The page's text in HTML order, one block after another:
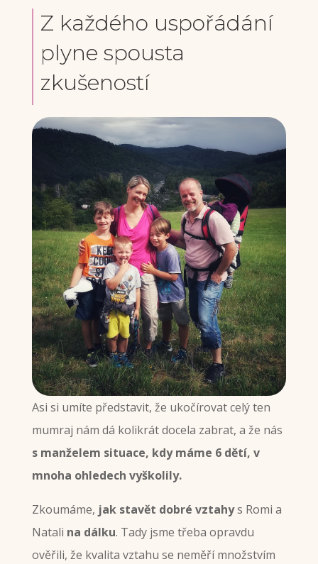
Z každého uspořádání
plyne spousta
zkušeností
Asi si umíte představit, že ukočírovat celý ten
mumraj nám dá kolikrát docela zabrat, a že nás
s manželem situace, kdy máme 6 dětí, v
mnoha ohledech vyškolily.
Zkoumáme, jak stavět dobré vztahys Romi a
Natali na dálku. Tady jsme třeba opravdu
ověřili, že kvalita vztahu se neměří množstvím